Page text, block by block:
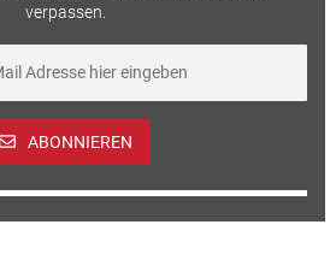
verpassen.
ABONNIEREN